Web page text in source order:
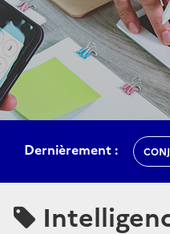
Dernièrement :